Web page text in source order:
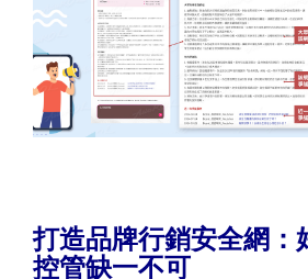
打造品牌行銷安全網：
控管缺一不可